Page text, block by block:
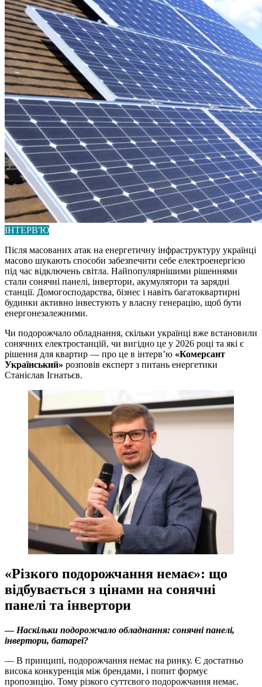
ІНТЕРВ'Ю
Після масованих атак на енергетичну інфраструктуру українці
масово шукають способи забезпечити себе електроенергією
під час відключень світла. Найпопулярнішими рішеннями
стали сонячні панелі, інвертори, акумулятори та зарядні
станції. Домогосподарства, бізнес і навіть багатоквартирні
будинки активно інвестують у власну генерацію, щоб бути
енергонезалежними.
Чи подорожчало обладнання, скільки українці вже встановили
сонячних електростанцій, чи вигідно це у 2026 році та які є
рішення для квартир — про це в інтерв’ю «Комерсант
Український» розповів експерт з питань енергетики
Станіслав Ігнатьєв.
«Різкого подорожчання немає»: що
відбувається з цінами на сонячні
панелі та інвертори
— Наскільки подорожчало обладнання: сонячні панелі,
інвертори, батареї?
— В принципі, подорожчання немає на ринку. Є достатньо
висока конкуренція між брендами, і попит формує
пропозицію. Тому різкого суттєвого подорожчання немає.